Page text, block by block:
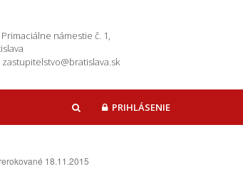
Primaciálne námestie č. 1,
zastupitelstvo@bratislava.sk
HĽADAŤPRIHLÁSENIE
18.11.2015